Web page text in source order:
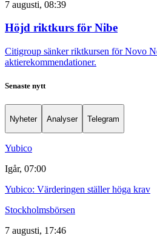
7 augusti, 08:39
Höjd riktkurs för Nibe
Citigroup sänker riktkursen för Novo
aktierekommendationer.
Senaste nytt
Nyheter Analyser Telegram
Yubico
Igår, 07:00
Yubico: Värderingen ställer höga krav
Stockholmsbörsen
7 augusti, 17:46